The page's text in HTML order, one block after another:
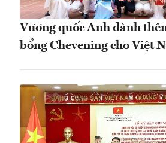
Vương quốc Anh dành
bổng Chevening cho Việt